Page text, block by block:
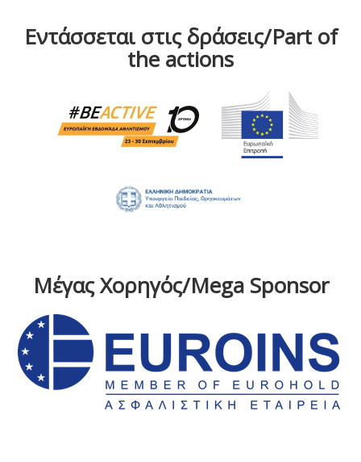
Εντάσσεται στις δράσεις/Part of
the actions
Μέγας Χορηγός/Mega Sponsor